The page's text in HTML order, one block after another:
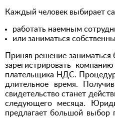
Каждый человек выбирает
работать наемным
или заниматься
Приняв решение
зарегистрировать
плательщика НДС.
длительное время.
свидетельство станет
следующего месяца.
предлагает большой